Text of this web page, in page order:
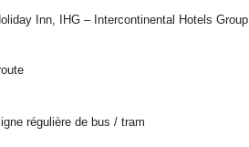
Inn, IHG – Intercontinental Hotels Group
régulière de bus / tram